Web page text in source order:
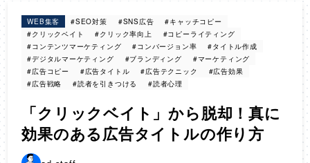
WEB集客 #SEO対策 #SNS広告
#キャッチコピー
#クリックベイト
#クリック率向上
#コピーライティング
#コンテンツマーケティング
#コンバージョン率
#タイトル作成
#デジタルマーケティング
#ブランディング
#マーケティング
#広告コピー
#広告タイトル #広告テクニック
#広告効果
#広告戦略
#読者を引きつける #読者心理
「クリックベイト」から脱却！真に
効果のある広告タイトルの作り方